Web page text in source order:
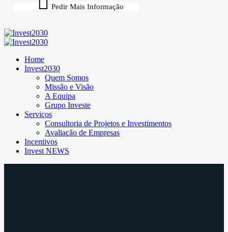
Pedir Mais Informação
Home
Invest2030
Quem Somos
Missão e Visão
A Equipa
Grupo Investe
Serviços
Consultoria de Projetos e Investimentos
Avaliação de Empresas
Incentivos
Invest NEWS